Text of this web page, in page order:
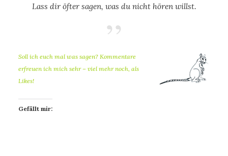
Lass dir öfter sagen, was du nicht hören willst.
Soll ich euch mal was sagen? Kommentare
erfreuen ich mich sehr – viel mehr noch, als
Likes!
Gefällt mir: